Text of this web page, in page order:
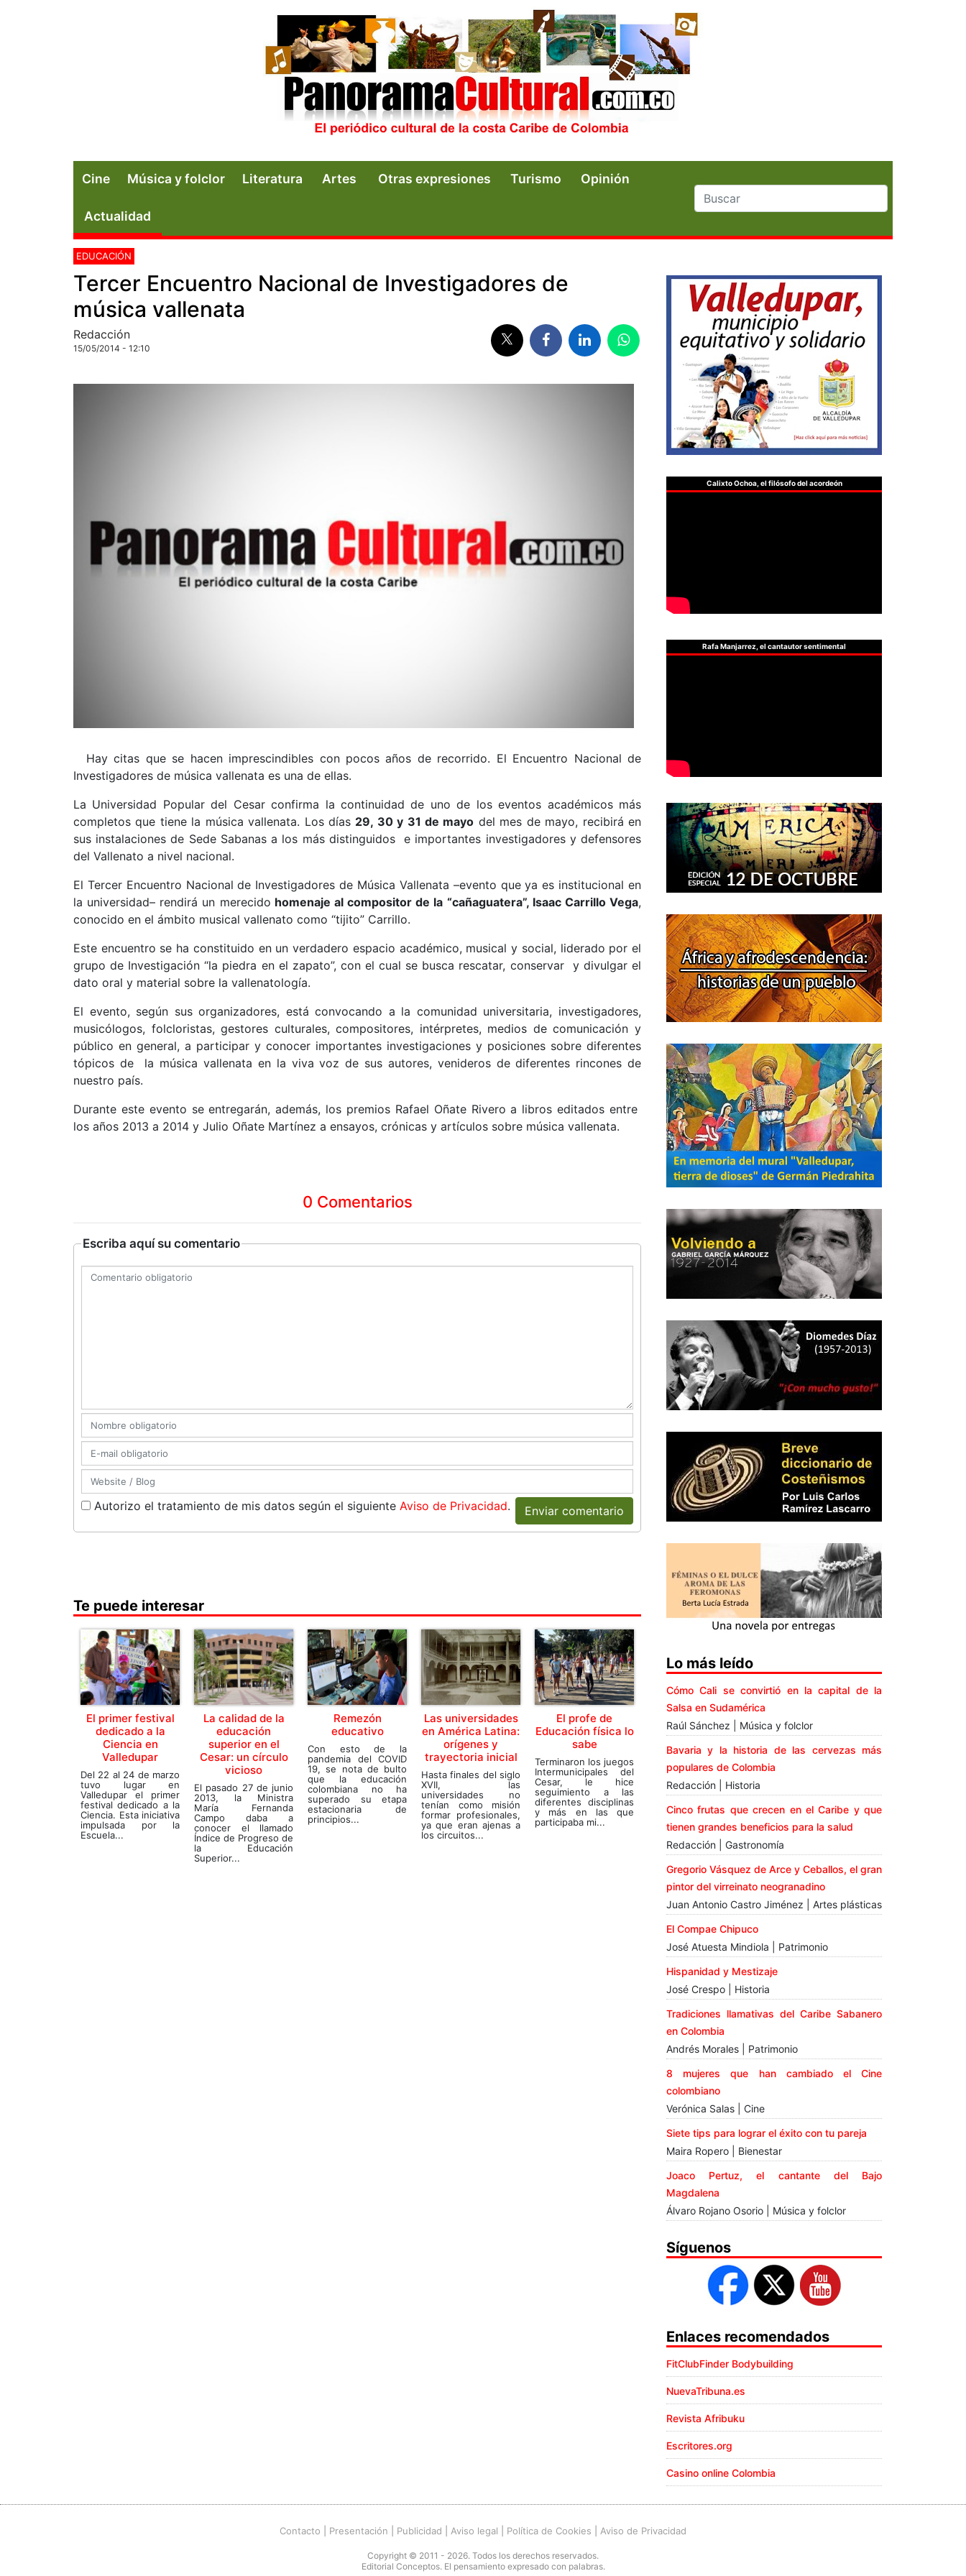
Cine Música y folclor Literatura Artes Otras expresiones Turismo Opinión
Actualidad
EDUCACIÓN
Tercer Encuentro Nacional de Investigadores de
música vallenata
Redacción
15/05/2014 - 12:10
Hay citas que se hacen imprescindibles con pocos años de recorrido. El Encuentro Nacional de
Investigadores de música vallenata es una de ellas.
La Universidad Popular del Cesar confirma la continuidad de uno de los eventos académicos más
completos que tiene la música vallenata. Los días 29, 30 y 31 de mayo del mes de mayo, recibirá en
sus instalaciones de Sede Sabanas a los más distinguidos e importantes investigadores y defensores
del Vallenato a nivel nacional.
El Tercer Encuentro Nacional de Investigadores de Música Vallenata –evento que ya es institucional en
la universidad– rendirá un merecido homenaje al compositor de la “cañaguatera”, Isaac Carrillo Vega,
conocido en el ámbito musical vallenato como “tijito” Carrillo.
Este encuentro se ha constituido en un verdadero espacio académico, musical y social, liderado por el
grupo de Investigación “la piedra en el zapato”, con el cual se busca rescatar, conservar y divulgar el
dato oral y material sobre la vallenatología.
El evento, según sus organizadores, está convocando a la comunidad universitaria, investigadores,
musicólogos, folcloristas, gestores culturales, compositores, intérpretes, medios de comunicación y
público en general, a participar y conocer importantes investigaciones y posiciones sobre diferentes
tópicos de la música vallenata en la viva voz de sus autores, venideros de diferentes rincones de
nuestro país.
Durante este evento se entregarán, además, los premios Rafael Oñate Rivero a libros editados entre
los años 2013 a 2014 y Julio Oñate Martínez a ensayos, crónicas y artículos sobre música vallenata.
0 Comentarios
Escriba aquí su comentario
Autorizo el tratamiento de mis datos según el siguiente Aviso de Privacidad. Enviar comentario
Te puede interesar
El primer festival
dedicado a la
Ciencia en
Valledupar
Del 22 al 24 de marzo
tuvo lugar en
Valledupar el primer
festival dedicado a la
Ciencia. Esta iniciativa
impulsada por la
Escuela...
La calidad de la
educación
superior en el
Cesar: un círculo
vicioso
El pasado 27 de junio
2013, la Ministra
María Fernanda
Campo daba a
conocer el llamado
Índice de Progreso de
la Educación
Superior...
Remezón
educativo
Con esto de la
pandemia del COVID
19, se nota de bulto
que la educación
colombiana no ha
superado su etapa
estacionaria de
principios...
Las universidades
en América Latina:
orígenes y
trayectoria inicial
Hasta finales del siglo
XVII, las
universidades no
tenían como misión
formar profesionales,
ya que eran ajenas a
los circuitos...
El profe de
Educación física lo
sabe
Terminaron los juegos
Intermunicipales del
Cesar, le hice
seguimiento a las
diferentes disciplinas
y más en las que
participaba mi...
Calixto Ochoa, el filósofo del acordeón
Rafa Manjarrez, el cantautor sentimental
Lo más leído
Cómo Cali se convirtió en la capital de la
Salsa en Sudamérica
Raúl Sánchez | Música y folclor
Bavaria y la historia de las cervezas más
populares de Colombia
Redacción | Historia
Cinco frutas que crecen en el Caribe y que
tienen grandes beneficios para la salud
Redacción | Gastronomía
Gregorio Vásquez de Arce y Ceballos, el gran
pintor del virreinato neogranadino
Juan Antonio Castro Jiménez | Artes plásticas
El Compae Chipuco
José Atuesta Mindiola | Patrimonio
Hispanidad y Mestizaje
José Crespo | Historia
Tradiciones llamativas del Caribe Sabanero
en Colombia
Andrés Morales | Patrimonio
8 mujeres que han cambiado el Cine
colombiano
Verónica Salas | Cine
Siete tips para lograr el éxito con tu pareja
Maira Ropero | Bienestar
Joaco Pertuz, el cantante del Bajo
Magdalena
Álvaro Rojano Osorio | Música y folclor
Síguenos
Enlaces recomendados
FitClubFinder Bodybuilding
NuevaTribuna.es
Revista Afribuku
Escritores.org
Casino online Colombia
Contacto Presentación Publicidad Aviso legal Política de Cookies Aviso de Privacidad
Copyright © 2011 - 2026. Todos los derechos reservados.
Editorial Conceptos. El pensamiento expresado con palabras.